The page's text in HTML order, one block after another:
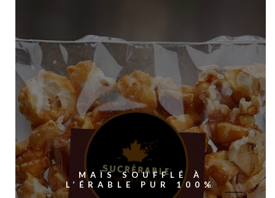
MAÏS SOUFFLÉ À
L’ÉRABLE PUR 100%